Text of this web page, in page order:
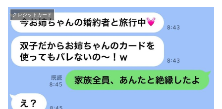
クレジットカード